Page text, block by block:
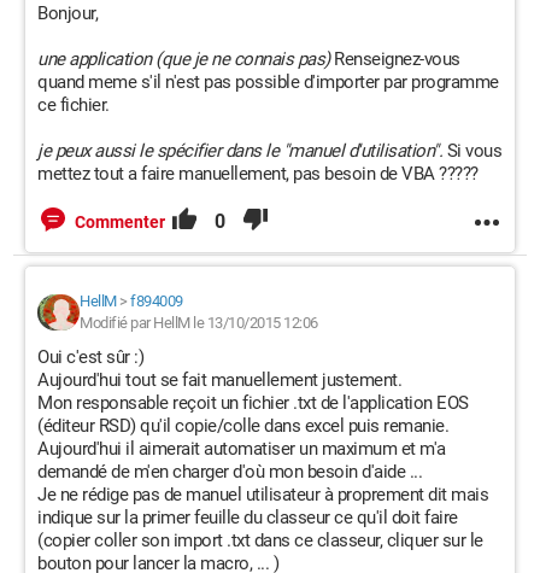
Bonjour,
une application (que je ne connais pas)Renseignez-vous
quand meme s'il n'est pas possible d'importer par programme
ce fichier.
je peux aussi le spécifier dans le "manuel d'utilisation". Si vous
mettez tout a faire manuellement, pas besoin de VBA ?????
Commenter 0
HellM> f894009
Modifié par HellM le 13/10/2015 12:06
Oui c'est sûr :)
Aujourd'hui tout se fait manuellement justement.
Mon responsable reçoit un fichier .txt de l'application EOS
(éditeur RSD) qu'il copie/colle dans excel puis remanie.
Aujourd'hui il aimerait automatiser un maximum et m'a
demandé de m'en charger d'où mon besoin d'aide ...
Je ne rédige pas de manuel utilisateur à proprement dit mais
indique sur la primer feuille du classeur ce qu'il doit faire
(copier coller son import .txt dans ce classeur, cliquer sur le
bouton pour lancer la macro, ... )